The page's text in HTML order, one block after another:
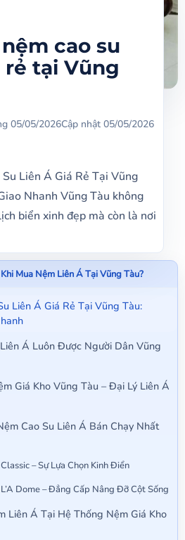
cao su
rẻ tại Vũng
05/05/2026Cập nhật 05/05/2026
Liên Á Giá Rẻ Tại Vũng
Nhanh Vũng Tàu không
biển xinh đẹp mà còn là nơi
Mua Nệm Liên Á Tại Vũng Tàu?
Liên Á Giá Rẻ Tại Vũng Tàu:
Á Luôn Được Người Dân Vũng
Giá Kho Vũng Tàu – Đại Lý Liên Á
Cao Su Liên Á Bán Chạy Nhất
– Sự Lựa Chọn Kinh Điển
Dome – Đẳng Cấp Nâng Đỡ Cột Sống
Liên Á Tại Hệ Thống Nệm Giá Kho